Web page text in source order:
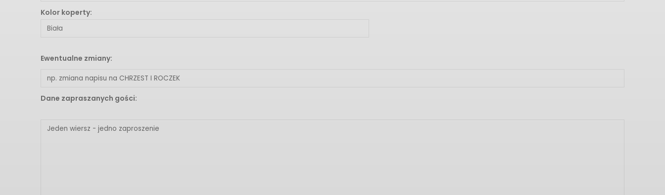
Kolor koperty:
Ewentualne zmiany:
Dane zapraszanych gości: